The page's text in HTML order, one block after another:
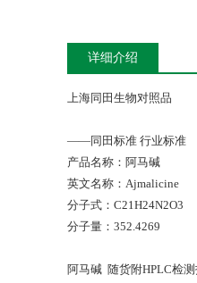
详细介绍
上海同田生物对照品
——同田标准 行业标准
产品名称：阿马碱
英文名称：Ajmalicine
分子式：C21H24N2O3
分子量：352.4269
阿马碱 随货附HPLC检